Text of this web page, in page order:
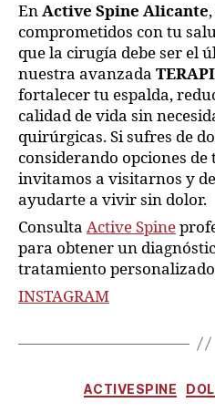
EnActive Spine Alicante
comprometidos con tu
que la cirugía debe ser el
nuestra avanzada
fortalecer tu espalda,
calidad de vida sin
quirúrgicas. Si sufres de
considerando opciones
invitamos a visitarnos y
ayudarte a vivir sin dolor.
Consulta Active Spine
para obtener un
tratamiento
INSTAGRAM
ACTIVESPINE